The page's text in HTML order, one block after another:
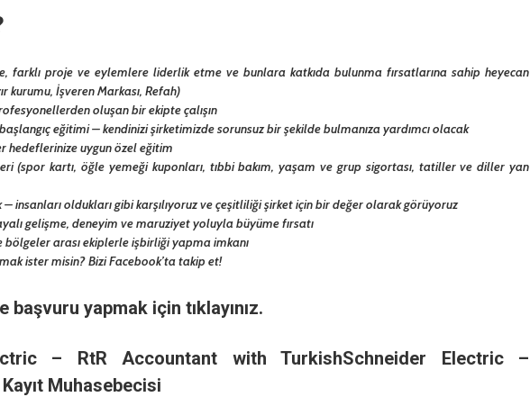
farklı proje ve eylemlere liderlik etme ve bunlara katkıda bulunma fırsatlarına sahip heyecan
kurumu, İşveren Markası, Refah)
oluşan bir ekipte çalışın
​​eğitimi – kendinizi şirketimizde sorunsuz bir şekilde bulmanıza yardımcı olacak
hedeflerinize uygun özel eğitim
(spor kartı, öğle yemeği kuponları, tıbbi bakım, yaşam ve grup sigortası, tatiller ve diller yan
– insanları oldukları gibi karşılıyoruz ve çeşitliliği şirket için bir değer olarak görüyoruz
gelişme, deneyim ve maruziyet yoluyla büyüme fırsatı
bölgeler arası ekiplerle işbirliği yapma imkanı
ister misin? Bizi Facebook’ta takip et!
başvuru yapmak için tıklayınız.
– RtR Accountant with TurkishSchneider Electric –
Muhasebecisi